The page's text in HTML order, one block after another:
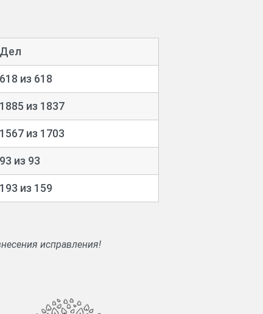
суда.
участков и домов, о
книги.
Дел
618 из 618
1885 из 1837
1567 из 1703
93 из 93
193 из 159
исправления!